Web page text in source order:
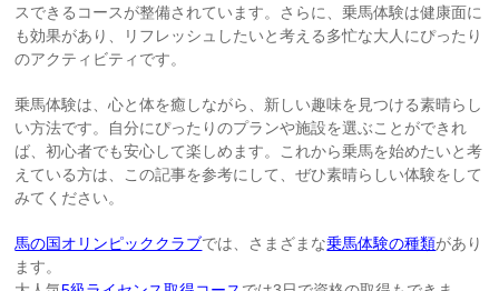
スできるコースが整備されています。さらに、乗馬体験は健康面に
も効果があり、リフレッシュしたいと考える多忙な大人にぴったり
のアクティビティです。
乗馬体験は、心と体を癒しながら、新しい趣味を見つける素晴らし
い方法です。自分にぴったりのプランや施設を選ぶことができれ
ば、初心者でも安心して楽しめます。これから乗馬を始めたいと考
えている方は、この記事を参考にして、ぜひ素晴らしい体験をして
みてください。
馬の国オリンピッククラブでは、さまざまな乗馬体験の種類があり
ます。